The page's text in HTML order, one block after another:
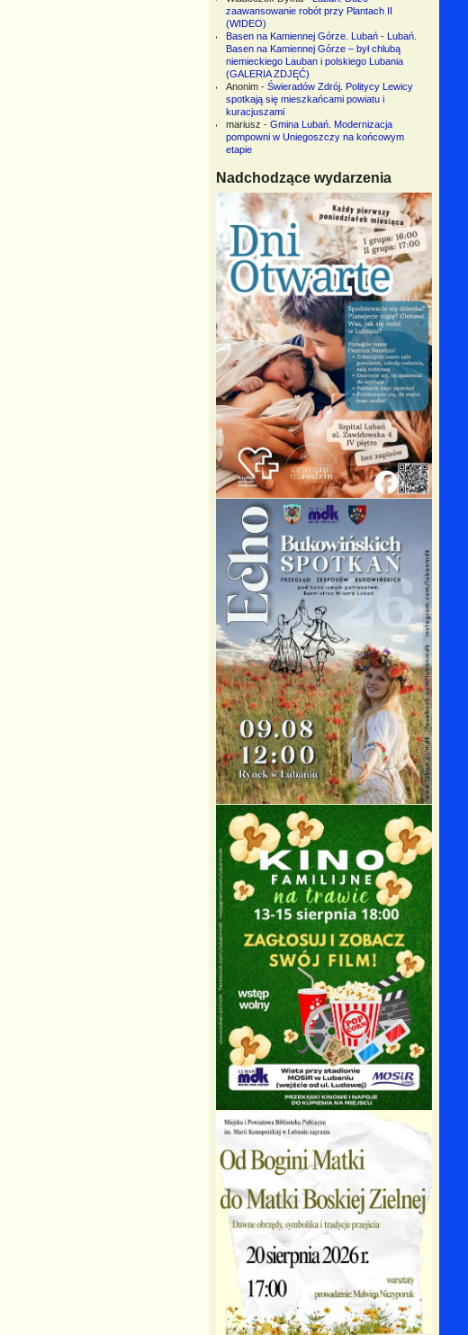
zaawansowanie robót przy Plantach II
(WIDEO)
Basen na Kamiennej Górze. Lubań-
Lubań.
Basen na Kamiennej Górze – był chlubą
niemieckiego Lauban i polskiego Lubania
(GALERIA ZDJĘĆ)
Anonim- Świeradów Zdrój. Politycy Lewicy
spotkają się mieszkańcami powiatu i
kuracjuszami
mariusz - Gmina Lubań. Modernizacja
pompowni w Uniegoszczy na końcowym
etapie
Nadchodzące wydarzenia